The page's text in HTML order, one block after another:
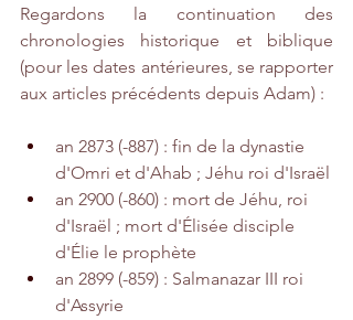
Regardons la continuation des
chronologies historique et biblique
(pour les dates antérieures, se rapporter
aux articles précédents depuis Adam) :
an 2873 (-887) : fin de la dynastie
d'Omri et d'Ahab ; Jéhu roi d'Israël
an 2900 (-860) : mort de Jéhu, roi
d'Israël ; mort d'Élisée disciple
d'Élie le prophète
an 2899 (-859) : Salmanazar III roi
d'Assyrie